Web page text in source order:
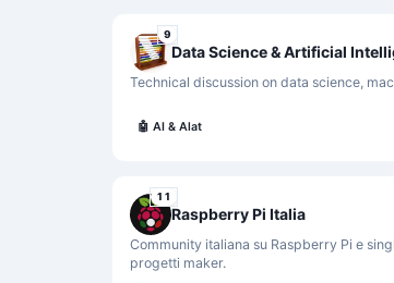
9
Data Science & Artificial
Technical discussion on data science,
🤖 AI & Alat
11
Raspberry Pi Italia
Community italiana su Raspberry Pi e
progetti maker.